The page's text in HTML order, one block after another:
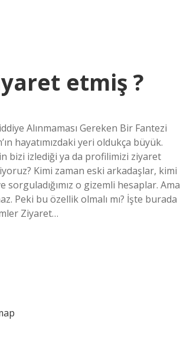
etmiş ?
Alınmaması Gereken Bir Fantezi
hayatımızdaki yeri oldukça büyük.
bizi izlediği ya da profilimizi ziyaret
Kimi zaman eski arkadaşlar, kimi
o gizemli hesaplar. Ama
Peki bu özellik olmalı mı? İşte burada
Ziyaret…